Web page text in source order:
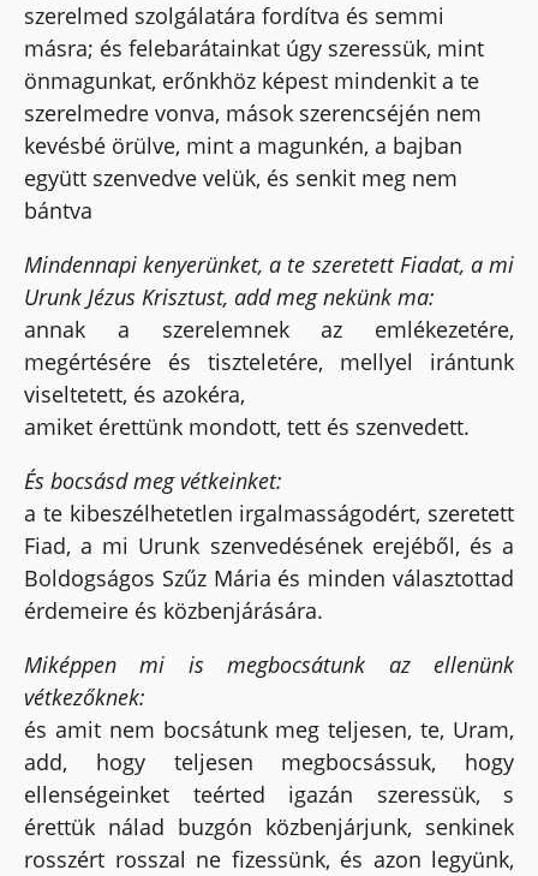
szerelmed szolgálatára fordítva és semmi
másra; és felebarátainkat úgy szeressük, mint
önmagunkat, erőnkhöz képest mindenkit a te
szerelmedre vonva, mások szerencséjén nem
kevésbé örülve, mint a magunkén, a bajban
együtt szenvedve velük, és senkit meg nem
bántva
Mindennapi kenyerünket, a te szeretett Fiadat, a mi
Urunk Jézus Krisztust, add meg nekünk ma:
annak a szerelemnek az emlékezetére,
megértésére és tiszteletére, mellyel irántunk
viseltetett, és azokéra,
amiket érettünk mondott, tett és szenvedett.
És bocsásd meg vétkeinket:
a te kibeszélhetetlen irgalmasságodért, szeretett
Fiad, a mi Urunk szenvedésének erejéből, és a
Boldogságos Szűz Mária és minden választottad
érdemeire és közbenjárására.
Miképpen mi is megbocsátunk az ellenünk
vétkezőknek:
és amit nem bocsátunk meg teljesen, te, Uram,
add, hogy teljesen megbocsássuk, hogy
ellenségeinket teérted igazán szeressük, s
érettük nálad buzgón közbenjárjunk, senkinek
rosszért rosszal ne fizessünk, és azon legyünk,